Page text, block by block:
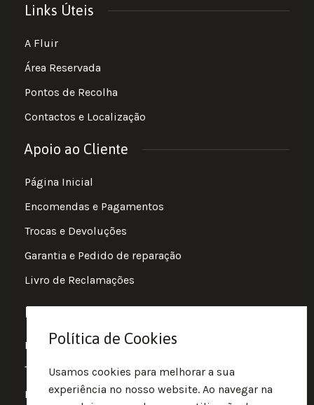
Links Úteis
A Fluir
Área Reservada
Pontos de Recolha
Contactos e Localização
Apoio ao Cliente
Página Inicial
Encomendas e Pagamentos
Trocas e Devoluções
Garantia e Pedido de reparação
Livro de Reclamações
Informações
Política de Privacidade
Termos e Condições
Política de Cookies
Política de Cookies
Usamos cookies para melhorar a sua
experiência no nosso website. Ao navegar na